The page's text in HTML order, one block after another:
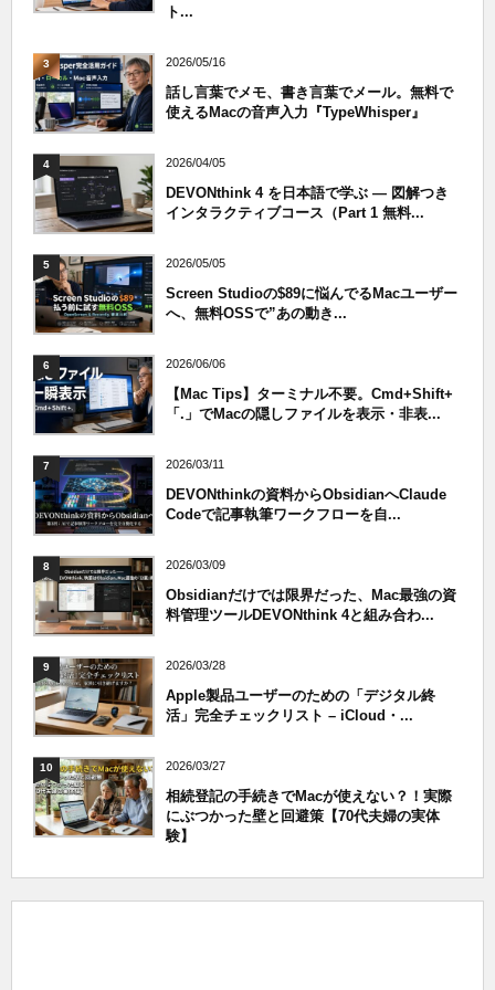
ト...
3 2026/05/16
話し言葉でメモ、書き言葉でメール。無料で
使えるMacの音声入力『TypeWhisper』
4 2026/04/05
DEVONthink 4 を日本語で学ぶ — 図解つき
インタラクティブコース（Part 1 無料...
5 2026/05/05
Screen Studioの$89に悩んでるMacユーザー
へ、無料OSSで”あの動き...
6 2026/06/06
【Mac Tips】ターミナル不要。Cmd+Shift+
「.」でMacの隠しファイルを表示・非表...
7 2026/03/11
DEVONthinkの資料からObsidianへClaude
Codeで記事執筆ワークフローを自...
8 2026/03/09
Obsidianだけでは限界だった、Mac最強の資
料管理ツールDEVONthink 4と組み合わ...
9 2026/03/28
Apple製品ユーザーのための「デジタル終
活」完全チェックリスト – iCloud・...
10 2026/03/27
相続登記の手続きでMacが使えない？！実際
にぶつかった壁と回避策【70代夫婦の実体
験】